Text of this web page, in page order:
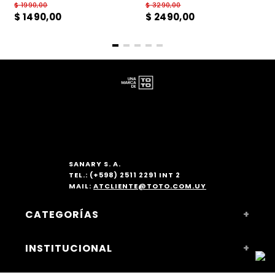
$ 1990,00
$ 1490,00
$ 3290,00
$ 2490,00
SANARY S. A.
TEL.: (+598) 2511 2291 INT 2
MAIL: ATCLIENTE@TOTO.COM.UY
CATEGORÍAS +
INSTITUCIONAL +